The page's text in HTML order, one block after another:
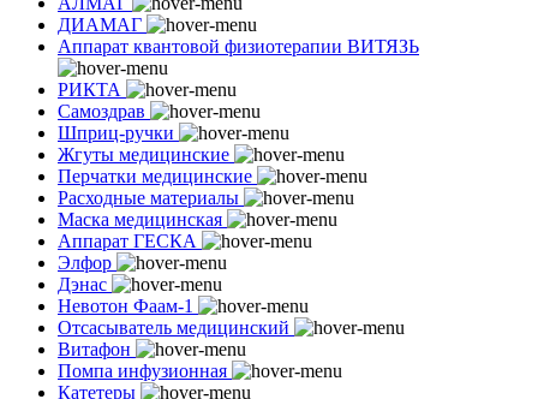
ДИАМАГ
Аппарат квантовой физиотерапии ВИТЯЗЬ
РИКТА
Самоздрав
Шприц-ручки
Жгуты медицинские
Перчатки медицинские
Расходные материалы
Маска медицинская
Аппарат ГЕСКА
Элфор
Дэнас
Невотон Фаам-1
Отсасыватель медицинский
Витафон
Помпа инфузионная
Катетеры